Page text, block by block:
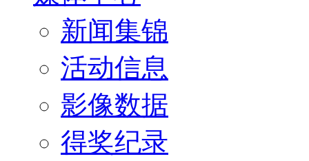
新闻集锦
活动信息
影像数据
得奖纪录